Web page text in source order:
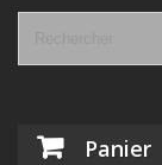
Panier